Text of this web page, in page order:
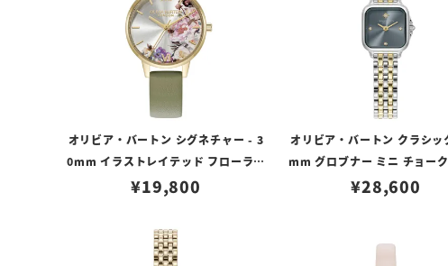
オリビア・バートン シグネチャー - 3
0mm イラストレイテッド フローラル
ゴールド & セージグリーン レザース
¥19,800
オリビア・バートン クラシ
mm グロブナー ミニ チョー
サンレイ シルバー＆ゴールド
¥28,600